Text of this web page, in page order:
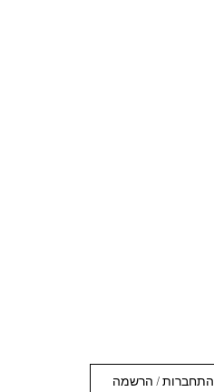
התחברות / הרשמה